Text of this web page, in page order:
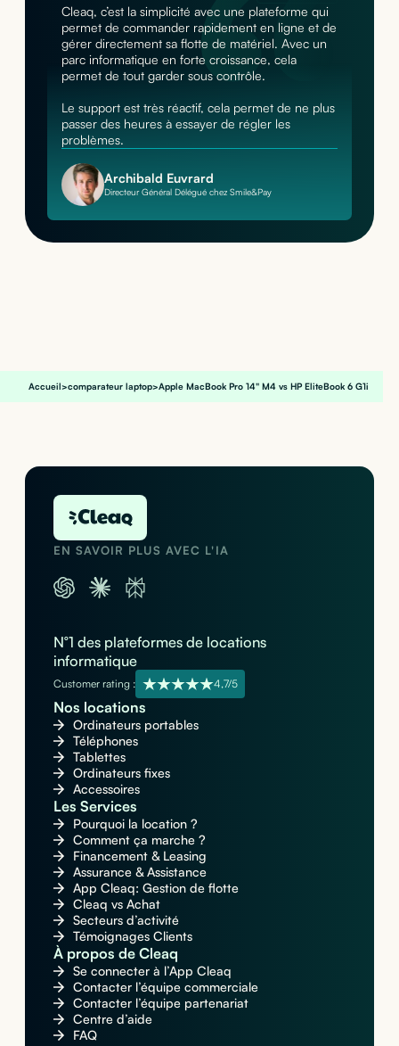
Cleaq, c’est la simplicité avec une plateforme qui
permet de commander rapidement en ligne et de
gérer directement sa flotte de matériel. Avec un
parc informatique en forte croissance, cela
permet de tout garder sous contrôle.
Le support est très réactif, cela permet de ne plus
passer des heures à essayer de régler les
problèmes.
Archibald Euvrard
Directeur Général Délégué chez Smile&Pay
Accueil>comparateur laptop>Apple MacBook Pro 14" M4 vs HP EliteBook 6 G1i
EN SAVOIR PLUS AVEC L'IA
N°1 des plateformes de locations
informatique
Customer rating : 4,7/5
Nos locations
Ordinateurs portables
Téléphones
Tablettes
Ordinateurs fixes
Accessoires
Les Services
Pourquoi la location ?
Comment ça marche ?
Financement & Leasing
Assurance & Assistance
App Cleaq: Gestion de flotte
Cleaq vs Achat
Secteurs d’activité
Témoignages Clients
À propos de Cleaq
Se connecter à l’App Cleaq
Contacter l’équipe commerciale
Contacter l’équipe partenariat
Centre d’aide
FAQ